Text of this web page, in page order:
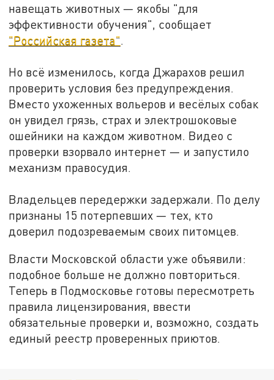
навещать животных — якобы "для
эффективности обучения", сообщает
"Российская газета".
Но всё изменилось, когда Джарахов решил
проверить условия без предупреждения.
Вместо ухоженных вольеров и весёлых собак
он увидел грязь, страх и электрошоковые
ошейники на каждом животном. Видео с
проверки взорвало интернет — и запустило
механизм правосудия.
Владельцев передержки задержали. По делу
признаны 15 потерпевших — тех, кто
доверил подозреваемым своих питомцев.
Власти Московской области уже объявили:
подобное больше не должно повториться.
Теперь в Подмосковье готовы пересмотреть
правила лицензирования, ввести
обязательные проверки и, возможно, создать
единый реестр проверенных приютов.